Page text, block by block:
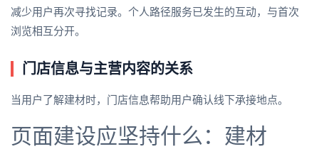
减少用户再次寻找记录。个人路径服务已发生的互动，与首次
浏览相互分开。
门店信息与主营内容的关系
当用户了解建材时，门店信息帮助用户确认线下承接地点。
页面建设应坚持什么：建材